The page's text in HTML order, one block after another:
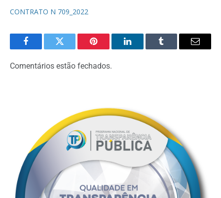
CONTRATO N 709_2022
FacebookTwitter Pinterest LinkedInTumblr Email
Comentários estão fechados.